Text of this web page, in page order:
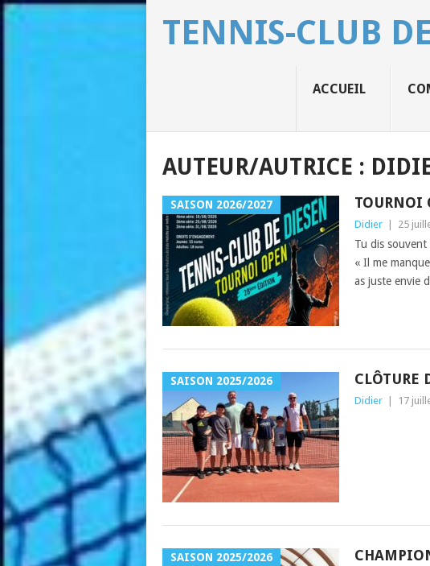
TENNIS-CLUB
ACCUEIL
AUTEUR/AUTRICE :
SAISON 2026/2027 TOURNOI
Didier 25
Tu dis souvent
« Il me
as juste envie
SAISON 2025/2026 CLÔTURE
Didier
17
SAISON 2025/2026